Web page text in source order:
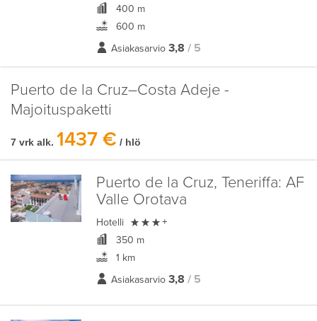
400 m
600 m
Asiakasarvio 3,8 / 5
Puerto de la Cruz–Costa Adeje -
Majoituspaketti
7 vrk alk. 1437 € / hlö
Puerto de la Cruz, Teneriffa: AF
Valle Orotava
Hotelli  +
350 m
1 km
Asiakasarvio 3,8 / 5